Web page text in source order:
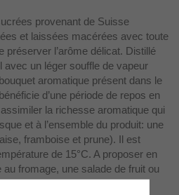
provenant de Suisse
et laissées macérées avec toute
préserver l’arôme délicat. Distillé
avec un léger souffle de vapeur
aromatique présent dans le
d’une période de repos en
la richesse aromatique qui
et à l’ensemble du produit: une
framboise et prune). Il est
de 15°C. A proposer en
fromage, une salade de fruit ou